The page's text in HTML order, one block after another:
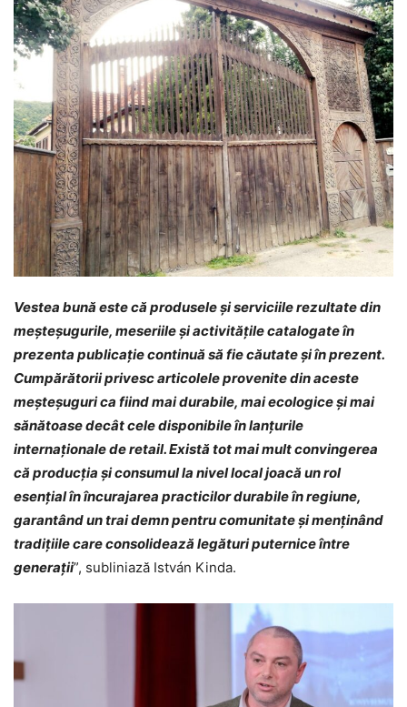
Vestea bună este că produsele și serviciile rezultate din
meșteșugurile, meseriile și activitățile catalogate în
prezenta publicație continuă să fie căutate și în prezent.
Cumpărătorii privesc articolele provenite din aceste
meșteșuguri ca fiind mai durabile, mai ecologice și mai
sănătoase decât cele disponibile în lanțurile
internaționale de retail. Există tot mai mult convingerea
că producția și consumul la nivel local joacă un rol
esențial în încurajarea practicilor durabile în regiune,
garantând un trai demn pentru comunitate și menținând
tradițiile care consolidează legături puternice între
generații”, subliniază István Kinda.